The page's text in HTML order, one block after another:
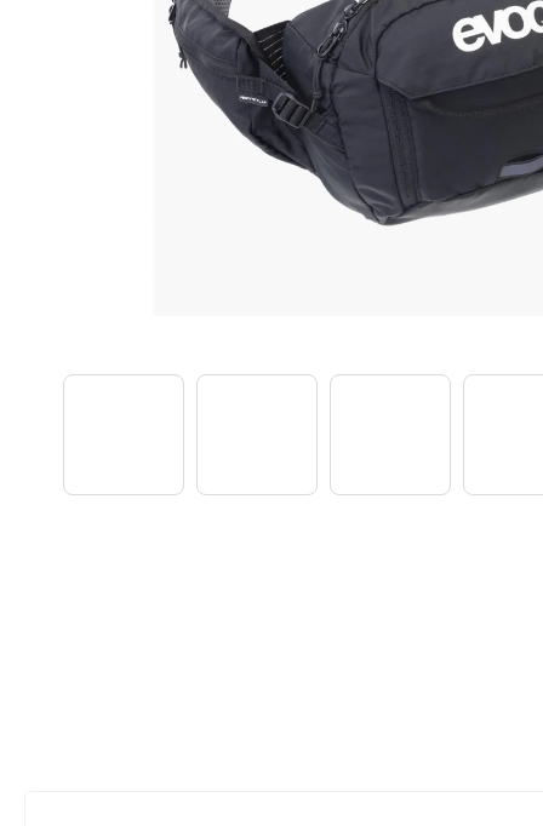
TREK PROCALIBER 8 FURY RED
€1 449